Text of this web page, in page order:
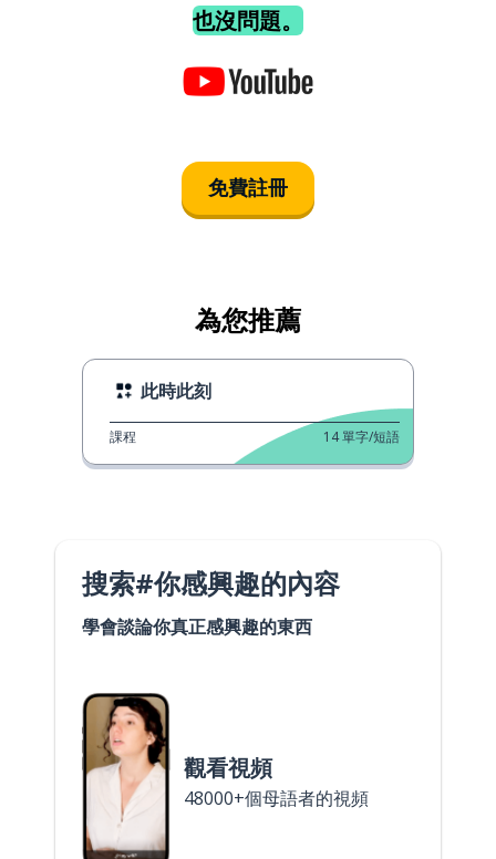
也沒問題。
免費註冊
為您推薦
此時此刻
課程 14單字/短語
搜索#你感興趣的內容
學會談論你真正感興趣的東西
觀看視頻
48000+個母語者的視頻